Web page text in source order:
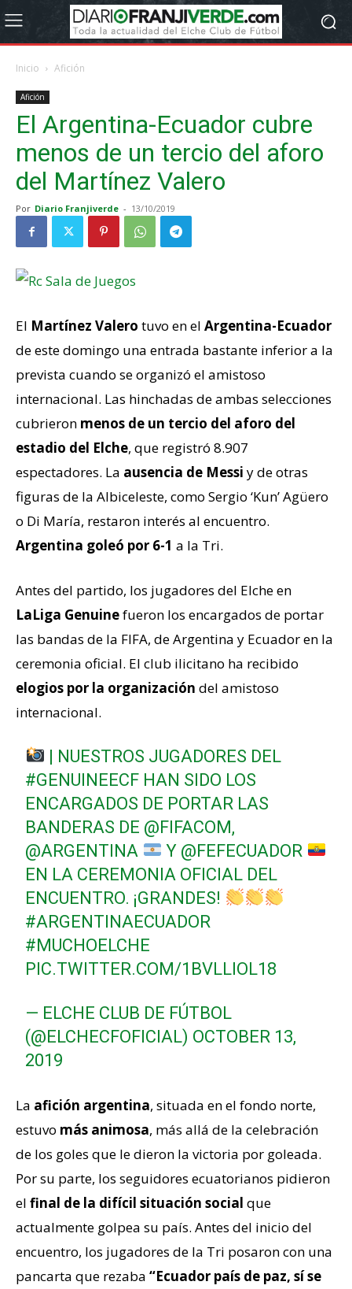
Inicio Afición
Afición
El Argentina-Ecuador cubre
menos de un tercio del aforo
del Martínez Valero
Por Diario Franjiverde - 13/10/2019
El Martínez Valero tuvo en el Argentina-Ecuador
de este domingo una entrada bastante inferior a la
prevista cuando se organizó el amistoso
internacional. Las hinchadas de ambas selecciones
cubrieron menos de un tercio del aforo del
estadio del Elche, que registró 8.907
espectadores. La ausencia de Messi y de otras
figuras de la Albiceleste, como Sergio ‘Kun’ Agüero
o Di María, restaron interés al encuentro.
Argentina goleó por 6-1 a la Tri.
Antes del partido, los jugadores del Elche en
LaLiga Genuinefueron los encargados de portar
las bandas de la FIFA, de Argentina y Ecuador en la
ceremonia oficial. El club ilicitano ha recibido
elogios por la organización del amistoso
internacional.
| NUESTROS JUGADORES DEL
#GENUINEECF HAN SIDO LOS
ENCARGADOS DE PORTAR LAS
BANDERAS DE @FIFACOM,
@ARGENTINA
Y @FEFECUADOR
EN LA CEREMONIA OFICIAL DEL
ENCUENTRO. ¡GRANDES!
#ARGENTINAECUADOR
#MUCHOELCHE
PIC.TWITTER.COM/1BVLLIOL18
— ELCHE CLUB DE FÚTBOL
(@ELCHECFOFICIAL) OCTOBER 13,
2019
La afición argentina, situada en el fondo norte,
estuvo más animosa, más allá de la celebración
de los goles que le dieron la victoria por goleada.
Por su parte, los seguidores ecuatorianos pidieron
el final de la difícil situación social que
actualmente golpea su país. Antes del inicio del
encuentro, los jugadores de la Tri posaron con una
pancarta que rezaba “Ecuador país de paz, sí se